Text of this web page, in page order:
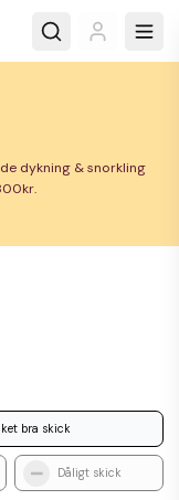
dykning & snorkling
bra skick
Dåligt skick